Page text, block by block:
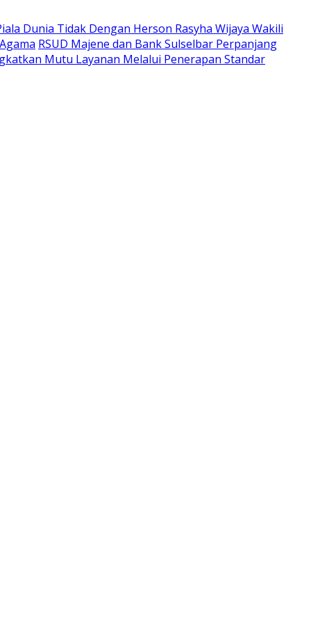
Dunia Tidak Dengan Herson Rasyha Wijaya Wakili
RSUD Majene dan Bank Sulselbar Perpanjang
Mutu Layanan Melalui Penerapan Standar